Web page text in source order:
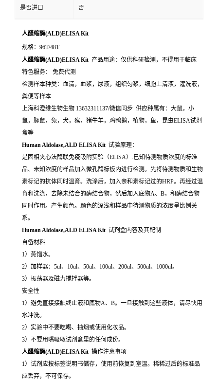
是否进口 否
人醛缩酶(ALD)ELISA Kit
规格：96T/48T
人醛缩酶(ALD)ELISA Kit 产品用途：仅供科研检测，不得用于临床
特色服务： 免费代测
检测样本种类：血清，血浆，尿液，组织匀浆，细胞上清液，灌洗液，
粪便等样本
上海科澄维生物生物 13632311137/微信同步 供应种属有：大鼠，小
鼠，豚鼠，兔，犬，猴，猪牛羊，鸡鸭鹅，植物，鱼，昆虫ELISA试剂
盒等
Human Aldolase,ALD ELISA Kit 试验原理：
是固相夹心法酶联免疫吸附实验（ELISA）.已知待测物质浓度的标准
品、未知浓度的样品加入微孔酶标板内进行检测。先将待测物质和生物
素标记的抗体同时温育。洗涤后，加入亲和素标记过的HRP。再经过温
育和洗涤，去除未结合的酶结合物，然后加入底物A、B，和酶结合物
同时作用。产生颜色。颜色的深浅和样品中待测物质的浓度呈比例关
系。
Human Aldolase,ALD ELISA Kit 试剂盒内容及其配制
自备材料
1）蒸馏水。
2）加样器：5ul、10ul、50ul、100ul、200ul、500ul、1000ul。
3）振荡器及磁力搅拌器等。
安全性
1）避免直接接触终止液和底物A、B。一旦接触到这些液体，请尽快用
水冲洗。
2）实验中不要吃喝、抽烟或使用化妆品。
3）不要用嘴吸取试剂盒里的任何成份。
人醛缩酶(ALD)ELISA Kit 操作注意事项
1）试剂应按标签说明书储存，使用前恢复到室温。稀稀过后的标准品
应丢弃，不可保存。